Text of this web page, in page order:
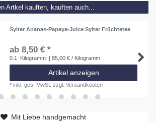
Artkel kauften, kauften auch...
Sylter Ananas-Papaya-Juice Sylter Früchtetee
ab 8,50 € *
0.1 Kilogramm | 85,00 € / Kilogramm
Artikel anzeigen
*inkl. ges. MwSt. zzgl.Versandkosten
Mit Liebe handgemacht